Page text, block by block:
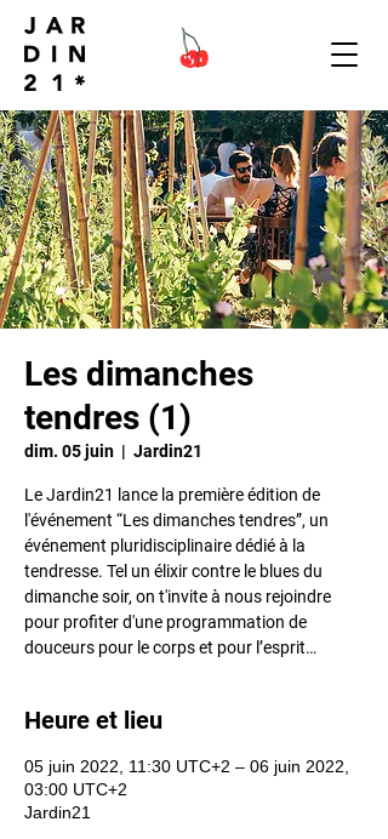
Les dimanches
tendres (1)
dim. 05 juin
  |
Jardin21
Le Jardin21 lance la première édition de
l'événement “Les dimanches tendres”, un
événement pluridisciplinaire dédié à la
tendresse. Tel un élixir contre le blues du
dimanche soir, on t'invite à nous rejoindre
pour profiter d'une programmation de
douceurs pour le corps et pour l’esprit…
Heure et lieu
05 juin 2022, 11:30 UTC+2 – 06 juin 2022,
03:00 UTC+2
Jardin21